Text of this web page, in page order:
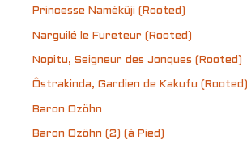
Princesse Namékûji (Rooted)
Narguilé le Fureteur (Rooted)
Nopitu, Seigneur des Jonques (Rooted)
Ôstrakinda, Gardien de Kakufu (Rooted)
Baron Ozöhn
Baron Ozöhn (2) (à Pied)